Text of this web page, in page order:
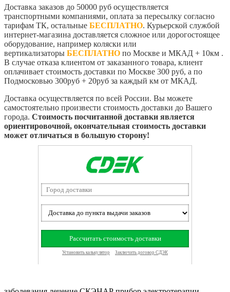
Доставка заказов до 50000 руб осуществляется
транспортными компаниями, оплата за пересылку согласно
тарифам ТК, остальные БЕСПЛАТНО. Курьерской службой
интернет-магазина доставляется сложное или дорогостоящее
оборудование, например коляски или
вертикализаторы БЕСПЛАТНО по Москве и МКАД + 10км .
В случае отказа клиентом от заказанного товара, клиент
оплачивает стоимость доставки по Москве 300 руб, а по
Подмосковью 300руб + 20руб за каждый км от МКАД.
Доставка осуществляется по всей России. Вы можете
самостоятельно произвести стоимость доставки до Вашего
города. Стоимость посчитанной доставки является
ориентировочной, окончательная стоимость доставки
может отличаться в большую сторону!